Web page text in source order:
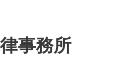
事務所